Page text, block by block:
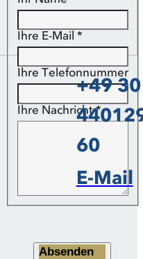
Ihre E-Mail *
Ihre Telefonnummer
Ihre Nachricht*
Absenden
+49 30
60
E-Mail